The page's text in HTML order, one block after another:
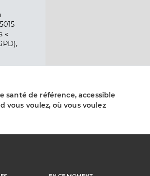
«
santé de référence, accessible
vous voulez, où vous voulez